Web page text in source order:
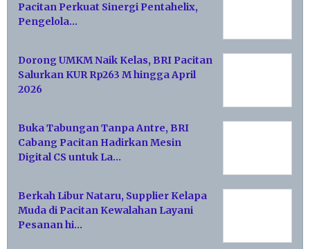
Pacitan Perkuat Sinergi Pentahelix,
Pengelola…
Dorong UMKM Naik Kelas, BRI Pacitan
Salurkan KUR Rp263 M hingga April
2026
Buka Tabungan Tanpa Antre, BRI
Cabang Pacitan Hadirkan Mesin
Digital CS untuk La…
Berkah Libur Nataru, Supplier Kelapa
Muda di Pacitan Kewalahan Layani
Pesanan hi…